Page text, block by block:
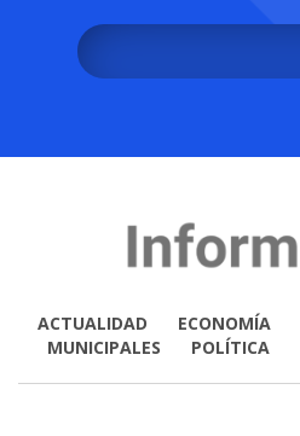
ACTUALIDAD ECONOMÍA
MUNICIPALES
POLÍTICA